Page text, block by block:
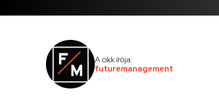
A cikk írója:
futuremanagement